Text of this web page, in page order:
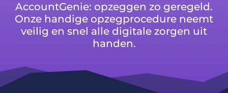
AccountGenie: opzeggen zo geregeld.
Onze handige opzegprocedure neemt
veilig en snel alle digitale zorgen uit
handen.